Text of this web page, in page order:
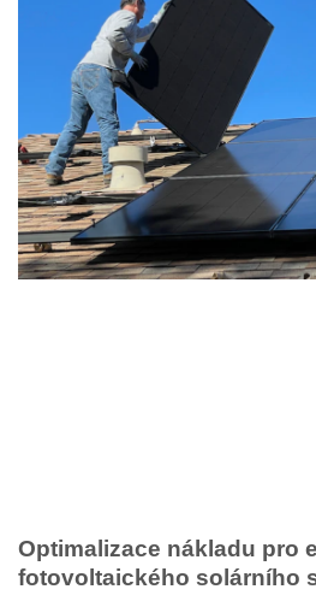
Optimalizace nákladu pro
fotovoltaického solárního